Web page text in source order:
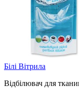
Білі Вітрила
Відбілювач для